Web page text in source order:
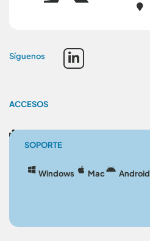
Síguenos
ACCESOS
SOPORTE
Windows Mac Android